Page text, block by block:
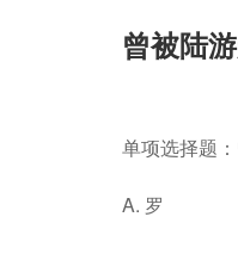
曾被陆
单项选择题
A. 罗